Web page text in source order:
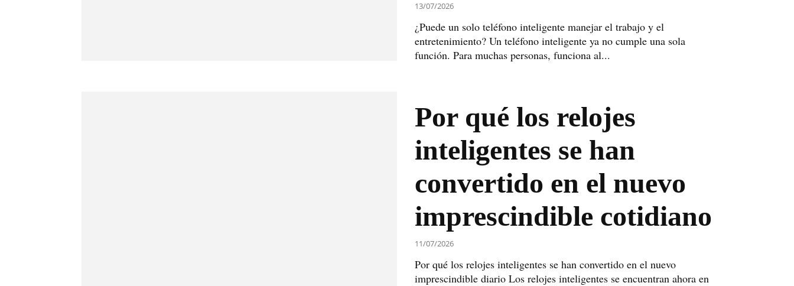
13/07/2026
¿Puede un solo teléfono inteligente manejar el trabajo y el
entretenimiento? Un teléfono inteligente ya no cumple una sola
función. Para muchas personas, funciona al...
Por qué los relojes
inteligentes se han
convertido en el nuevo
imprescindible cotidiano
11/07/2026
Por qué los relojes inteligentes se han convertido en el nuevo
imprescindible diario Los relojes inteligentes se encuentran ahora en